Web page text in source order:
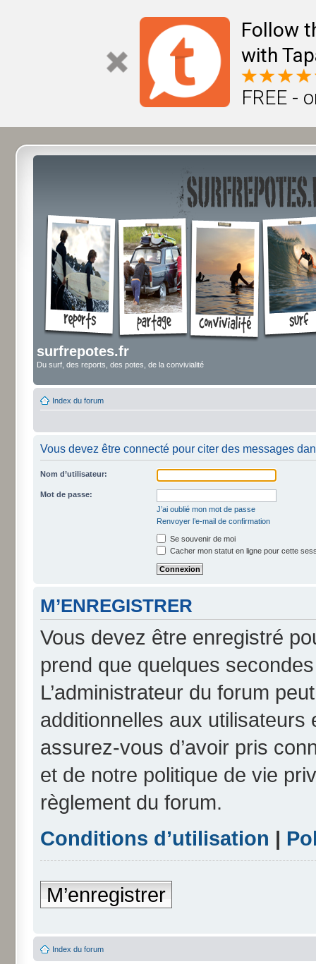
Follow
with
FREE -
surfrepotes.fr
Du surf, des reports, des potes, de la convivialité
Index du forum
Vous devez être connecté pour citer des messages
Nom d’utilisateur:
Mot de passe:
J’ai oublié mon mot de passe
Renvoyer l’e-mail de confirmation
Se souvenir de moi
Cacher mon statut en ligne pour cette
M’ENREGISTRER
Vous devez être enregistré
prend que quelques
L’administrateur du forum
additionnelles aux
assurez-vous d’avoir pris
et de notre politique de vie
règlement du forum.
Conditions d’utilisation |
M’enregistrer
Index du forum